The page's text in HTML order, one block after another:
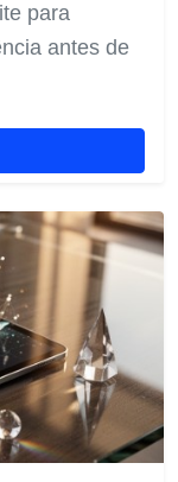
para
antes de